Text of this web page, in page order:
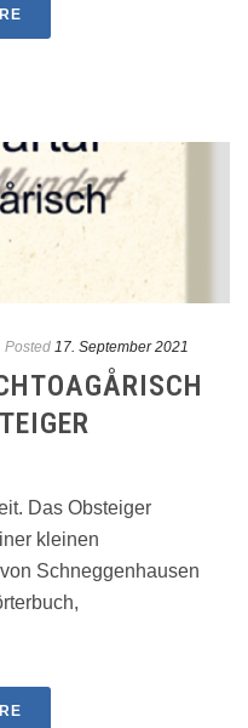
Posted 17. September 2021
Das Obsteiger
kleinen
Schneggenhausen